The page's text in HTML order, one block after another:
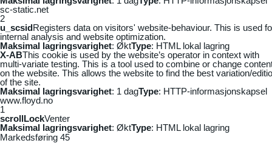
sc-static.net
2
u_scsidRegisters data on visitors' website-behaviour. This is used
internal analysis and website optimization.
Maksimal lagringsvarighet: ØktType: HTML lokal lagring
X-ABThis cookie is used by the website’s operator in context with
multi-variate testing. This is a tool used to combine or change
on the website. This allows the website to find the best variation/
of the site.
Maksimal lagringsvarighet: 1 dagType: HTTP-informasjonskapsel
www.floyd.no
1
scrollLockVenter
Maksimal lagringsvarighet: ØktType: HTML lokal lagring
Markedsføring 45